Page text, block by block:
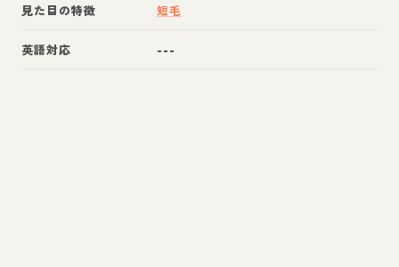
見た目の特徴 短毛
英語対応 ---